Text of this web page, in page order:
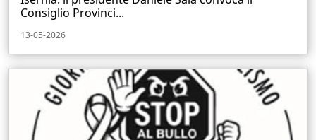
Consiglio Provinci...
13-05-2026